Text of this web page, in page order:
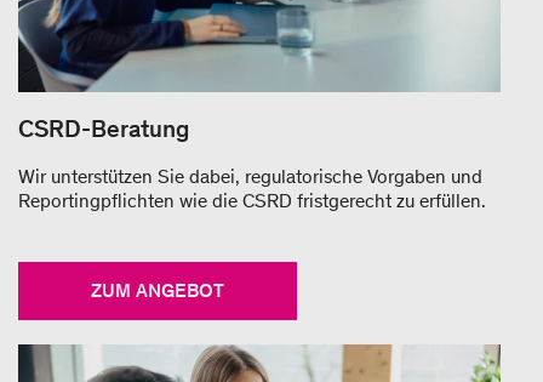
CSRD-Beratung
Wir unterstützen Sie dabei, regulatorische Vorgaben und
Reportingpflichten wie die CSRD fristgerecht zu erfüllen.
ZUM ANGEBOT